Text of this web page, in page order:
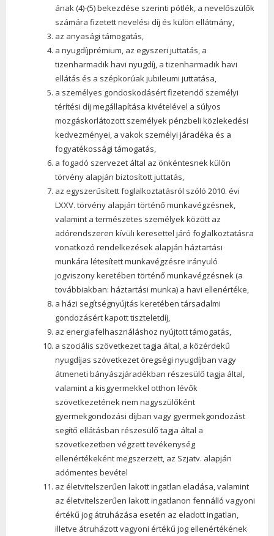
ának (4)-(5) bekezdése szerinti pótlék, a nevelőszülők
számára fizetett nevelési díj és külön ellátmány,
az anyasági támogatás,
a nyugdíjprémium, az egyszeri juttatás, a
tizenharmadik havi nyugdíj, a tizenharmadik havi
ellátás és a szépkorúak jubileumi juttatása,
a személyes gondoskodásért fizetendő személyi
térítési díj megállapítása kivételével a súlyos
mozgáskorlátozott személyek pénzbeli közlekedési
kedvezményei, a vakok személyi járadéka és a
fogyatékossági támogatás,
a fogadó szervezet által az önkéntesnek külön
törvény alapján biztosított juttatás,
az egyszerűsített foglalkoztatásról szóló 2010. évi
LXXV. törvény alapján történő munkavégzésnek,
valamint a természetes személyek között az
adórendszeren kívüli keresettel járó foglalkoztatásra
vonatkozó rendelkezések alapján háztartási
munkára létesített munkavégzésre irányuló
jogviszony keretében történő munkavégzésnek (a
továbbiakban: háztartási munka) a havi ellenértéke,
a házi segítségnyújtás keretében társadalmi
gondozásért kapott tiszteletdíj,
az energiafelhasználáshoz nyújtott támogatás,
a szociális szövetkezet tagja által, a közérdekű
nyugdíjas szövetkezet öregségi nyugdíjban vagy
átmeneti bányászjáradékban részesülő tagja által,
valamint a kisgyermekkel otthon lévők
szövetkezetének nem nagyszülőként
gyermekgondozási díjban vagy gyermekgondozást
segítő ellátásban részesülő tagja által a
szövetkezetben végzett tevékenység
ellenértékeként megszerzett, az Szjatv. alapján
adómentes bevétel
az életvitelszerűen lakott ingatlan eladása, valamint
az életvitelszerűen lakott ingatlanon fennálló vagyoni
értékű jog átruházása esetén az eladott ingatlan,
illetve átruházott vagyoni értékű jog ellenértékének